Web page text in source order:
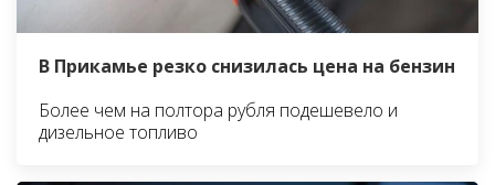
В Прикамье резко снизилась цена на бензин
Более чем на полтора рубля подешевело и
дизельное топливо